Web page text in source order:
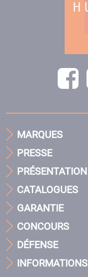
MARQUES
PRESSE
PRÉSENTATION
CATALOGUES
GARANTIE
CONCOURS
DÉFENSE
INFORMATIONS